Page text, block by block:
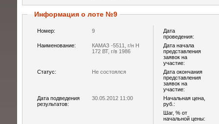
Информация о лоте №9
Номер: 9
Дата
проведения:
Наименование:
КАМАЗ -5511, г/н Н
172 ВТ, г/в 1986
Дата начала
представления
заявок на
участие:
Статус:
Не состоялся
Дата окончания
представления
заявок на
участие:
Дата подведения
результатов:
30.05.2012 11:00
Начальная цена,
руб.:
Шаг, % от
начальной цены: